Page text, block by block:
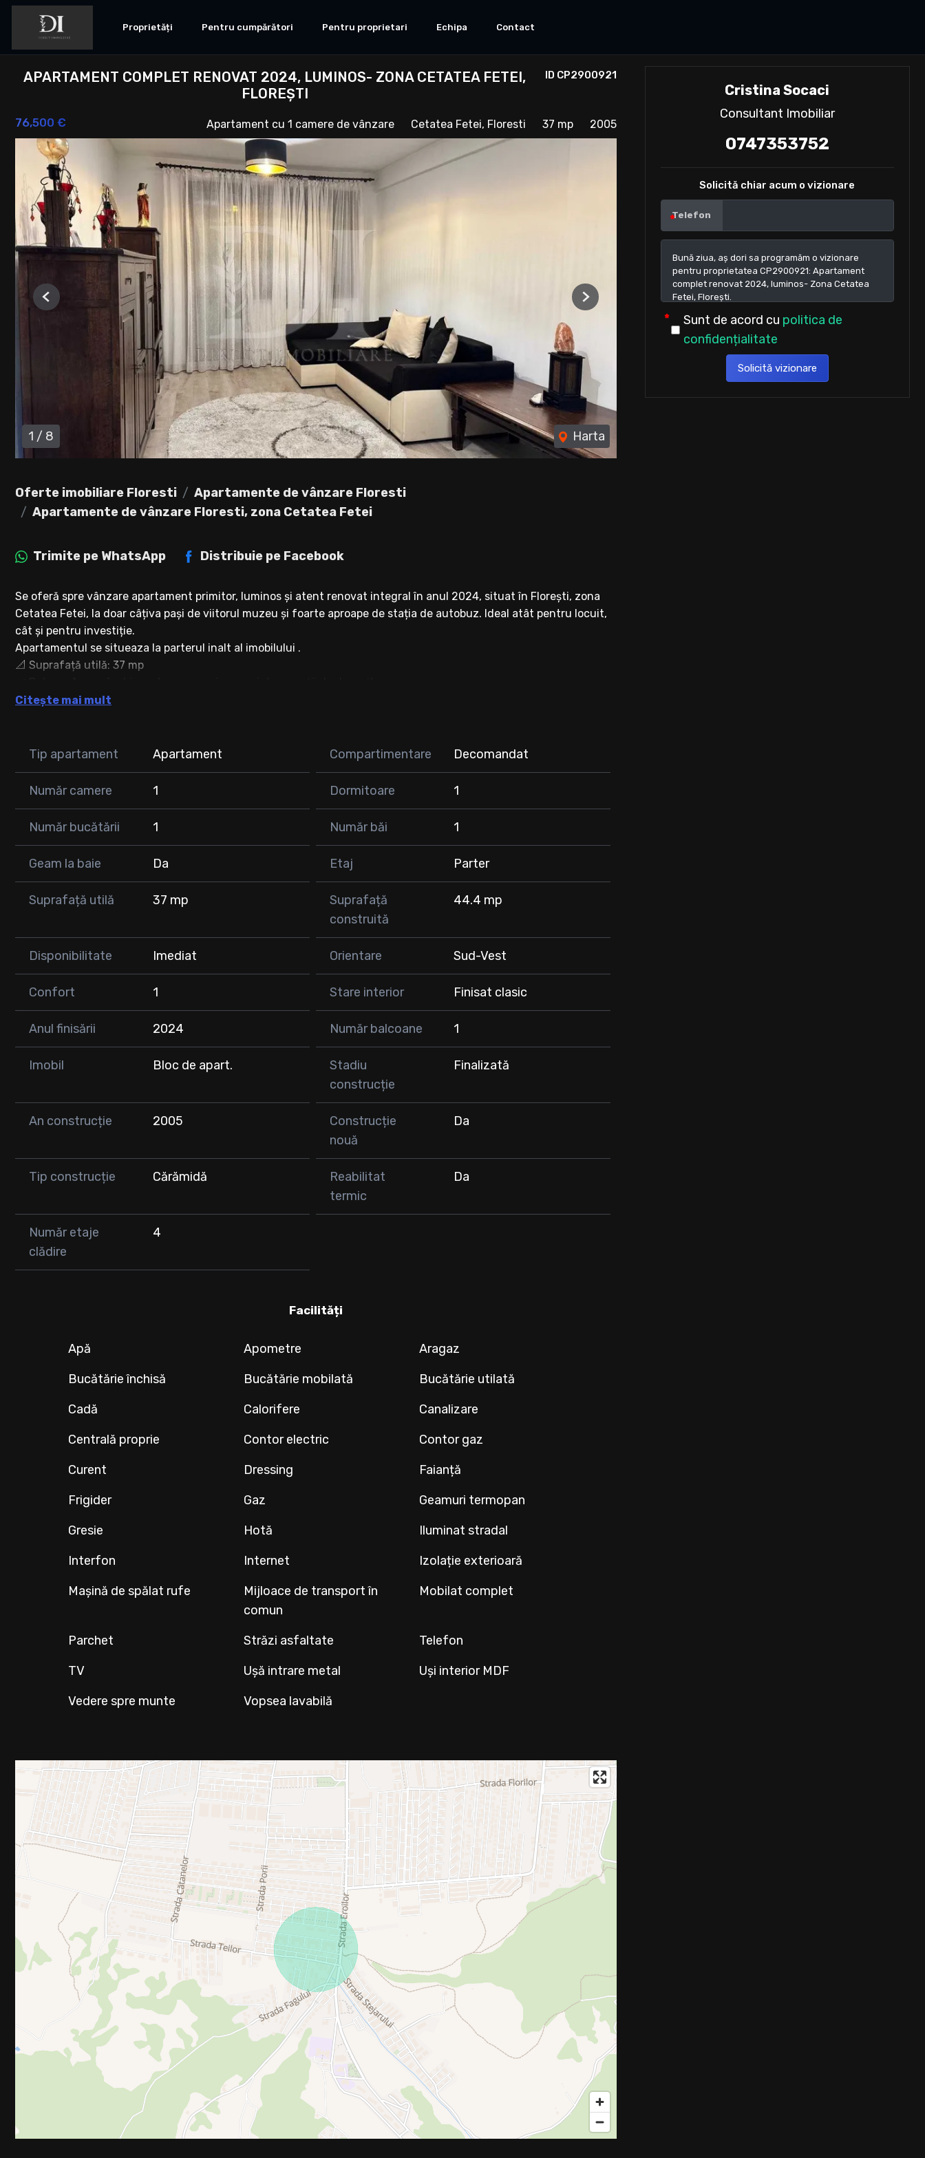
Proprietăți Pentru cumpărători Pentru proprietari Echipa Contact
ID CP2900921
APARTAMENT COMPLET RENOVAT 2024, LUMINOS- ZONA CETATEA FETEI,
FLOREȘTI
76,500 € Apartament cu 1 camere de vânzare Cetatea Fetei, Floresti 37 mp 2005
1 / 8 Harta
Previous Next
Oferte imobiliare Floresti
Apartamente de vânzare Floresti
Apartamente de vânzare Floresti, zona Cetatea Fetei
Trimite pe WhatsApp Distribuie pe Facebook
Se oferă spre vânzare apartament primitor, luminos și atent renovat integral în anul 2024, situat în Florești, zona
Cetatea Fetei, la doar câțiva pași de viitorul muzeu și foarte aproape de stația de autobuz. Ideal atât pentru locuit,
cât și pentru investiție.
Apartamentul se situeaza la parterul inalt al imobilului .
📐 Suprafață utilă: 37 mp
Compartimentare:
- bucătărie separată
- balcon
🔧 Renovare completă (2024):
- centrală termică nouă
- geamuri termopan noi, inclusiv la balcon
- pardoseli tip parchet 10 mm, noi
- instalații electrice și sanitare refăcute
Apartamentul se remarcă prin finisaje moderne, atmosferă caldă și funcționalitate, fiind gata pentru mutare
imediată, fără investiții suplimentare.
📞 Pentru mai multe detalii sau programarea unei vizionări, nu ezitați să mă contactați!
Citește mai mult
Tip apartament Apartament Compartimentare Decomandat
Număr camere 1 Dormitoare 1
Număr bucătării 1 Număr băi 1
Geam la baie Da Etaj Parter
Suprafață utilă 37 mp
Suprafață
construită
44.4 mp
Disponibilitate Imediat Orientare Sud-Vest
Confort 1 Stare interior Finisat clasic
Anul finisării 2024 Număr balcoane 1
Imobil Bloc de apart.
Stadiu
construcție
Finalizată
An construcție 2005
Construcție
nouă
Da
Tip construcție Cărămidă
Reabilitat
termic
Da
Număr etaje
clădire
4
Facilități
Apă Apometre
Aragaz
Bucătărie închisă
Bucătărie mobilată
Bucătărie utilată
Cadă
Calorifere
Canalizare
Centrală proprie
Contor electric
Contor gaz
Curent
Dressing
Faianță
Frigider
Gaz
Geamuri termopan
Gresie
Hotă
Iluminat stradal
Interfon
Internet
Izolație exterioară
Mașină de spălat rufe
Mijloace de transport în
comun
Mobilat complet
Parchet Străzi asfaltate
Telefon
TV
Ușă intrare metal
Uși interior MDF
Vedere spre munte
Vopsea lavabilă
Cristina Socaci
Consultant Imobiliar
0747353752
Solicită chiar acum o vizionare
Telefon
Sunt de acord cu politica de
confidențialitate
Solicită vizionare